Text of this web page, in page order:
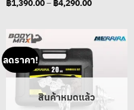
–
range:
฿4,290.00
ลดราคา!
สินค้าหมดแล้ว